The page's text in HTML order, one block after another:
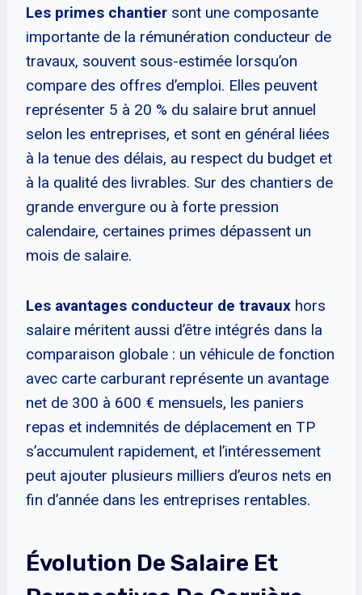
Les primes chantier sont une composante
importante de la rémunération conducteur de
travaux, souvent sous-estimée lorsqu’on
compare des offres d’emploi. Elles peuvent
représenter 5 à 20 % du salaire brut annuel
selon les entreprises, et sont en général liées
à la tenue des délais, au respect du budget et
à la qualité des livrables. Sur des chantiers de
grande envergure ou à forte pression
calendaire, certaines primes dépassent un
mois de salaire.
Les avantages conducteur de travaux hors
salaire méritent aussi d’être intégrés dans la
comparaison globale : un véhicule de fonction
avec carte carburant représente un avantage
net de 300 à 600 € mensuels, les paniers
repas et indemnités de déplacement en TP
s’accumulent rapidement, et l’intéressement
peut ajouter plusieurs milliers d’euros nets en
fin d’année dans les entreprises rentables.
Évolution De Salaire Et